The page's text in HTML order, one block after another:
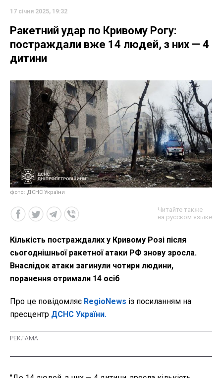
17 січня 2025, 19:32
Ракетний удар по Кривому Рогу:
постраждали вже 14 людей, з них — 4
дитини
фото: ДСНС України
Читайте также
на русском языке
Кількість постраждалих у Кривому Розі після
сьогоднішньої ракетної атаки РФ знову зросла.
Внаслідок атаки загинули чотири людини,
поранення отримали 14 осіб
Про це повідомляє RegioNews із посиланням на
пресцентр ДСНС України.